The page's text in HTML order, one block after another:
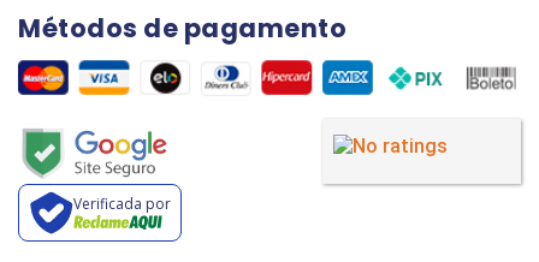
Métodos de pagamento
Verificada por